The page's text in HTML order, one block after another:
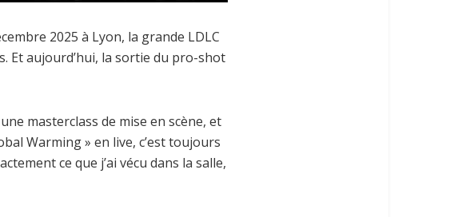
2025 à Lyon, la grande LDLC
Et aujourd’hui, la sortie du pro-shot
masterclass de mise en scène, et
Warming » en live, c’est toujours
ce que j’ai vécu dans la salle,